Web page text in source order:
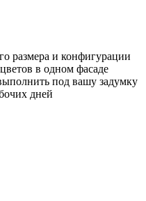
размера и конфигурации
в одном фасаде
под вашу задумку
дней